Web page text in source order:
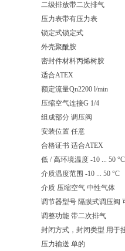
二级排放带二次排气
压力表带有压力表
锁定式锁定式
外壳聚酰胺
密封件材料丙烯树胶
适合ATEX
额定流量Qn2200 l/min
压缩空气连接G 1/4
组成部分 调压阀
安装位置 任意
合格证书 适合ATEX
低 / 高环境温度 -10 ... 50 °C
介质温度范围 -10 ... 50 °C
介质 压缩空气 中性气体
调节器型号 隔膜式调压阀
调整功能 带二次排气
封闭方式，封闭类型 用于
压力输送 单的